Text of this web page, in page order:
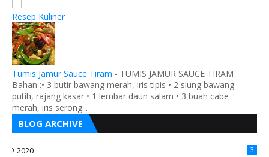
Resep Kuliner
Tumis Jamur Sauce Tiram - TUMIS JAMUR SAUCE TIRAM
Bahan :• 3 butir bawang merah, iris tipis • 2 siung bawang
putih, rajang kasar • 1 lembar daun salam • 3 buah cabe
merah, iris serong...
BLOG ARCHIVE
2020 3